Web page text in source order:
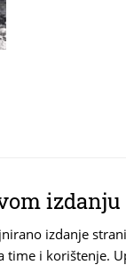
izdanju
izdanje
time i korištenje.